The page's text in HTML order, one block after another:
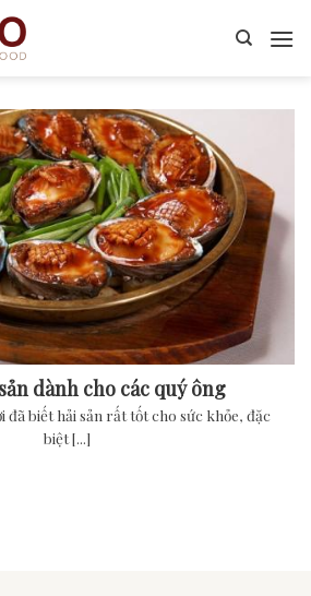
dành cho các quý ông
đã biết hải sản rất tốt cho sức khỏe, đặc
biệt [...]